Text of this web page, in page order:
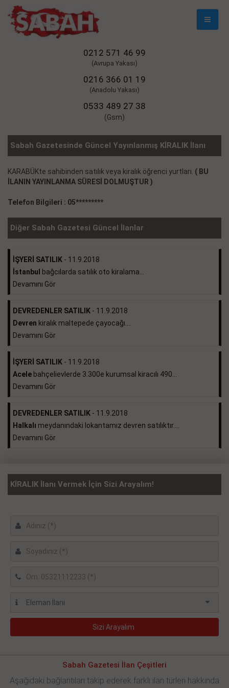
Mobil
0212 571 46 99
(Avrupa Yakası)
0216 366 01 19
(Anadolu Yakası)
0533 489 27 38
(Gsm)
Sabah Gazetesinde Güncel Yayınlanmış KİRALIK İlanı
KARABÜKte sahibinden satılık veya kiralık öğrenci yurtları. ( BU
İLANIN YAYINLANMA SÜRESİ DOLMUŞTUR )
Telefon Bilgileri : 05*********
Diğer Sabah Gazetesi Güncel İlanlar
İŞYERİ SATILIK - 11.9.2018
İstanbul
bağcılarda satılık oto kiralama...
Devamını Gör
DEVREDENLER SATILIK - 11.9.2018
Devren kiralık maltepede çayocağı....
Devamını Gör
İŞYERİ SATILIK - 11.9.2018
Acele bahçelievlerde 3.300e kurumsal kiracılı 490...
Devamını Gör
DEVREDENLER SATILIK - 11.9.2018
Halkalı meydanındaki lokantamız devren satılıktır....
Devamını Gör
KİRALIK İlanı Vermek İçin Sizi Arayalım!
Sabah Gazetesi İlan Çeşitleri
Aşağıdaki bağlantıları takip ederek farklı ilan türleri hakkında